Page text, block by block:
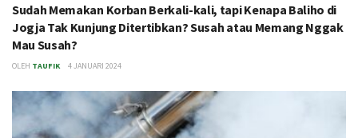
Sudah Memakan Korban Berkali-kali, tapi Kenapa Baliho di
Jogja Tak Kunjung Ditertibkan? Susah atau Memang Nggak
Mau Susah?
OLEH TAUFIK 4 JANUARI 2024